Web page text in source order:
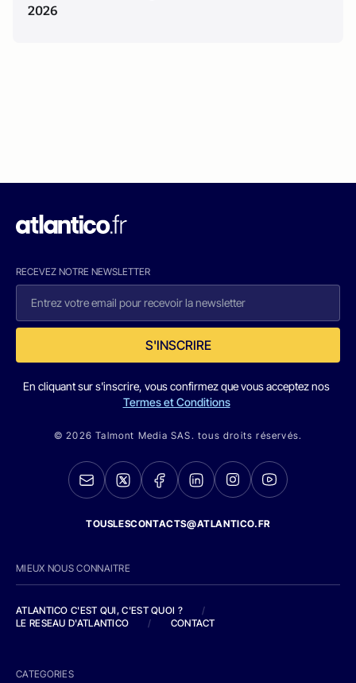
2026
RECEVEZ NOTRE NEWSLETTER
S'INSCRIRE
En cliquant sur s'inscrire, vous confirmez que vous acceptez nos
Termes et Conditions
© 2026 Talmont Media SAS. tous droits réservés.
TOUSLESCONTACTS@ATLANTICO.FR
MIEUX NOUS CONNAITRE
ATLANTICO C'EST QUI, C'EST QUOI ?
/
LE RESEAU D'ATLANTICO
/ CONTACT
CATEGORIES